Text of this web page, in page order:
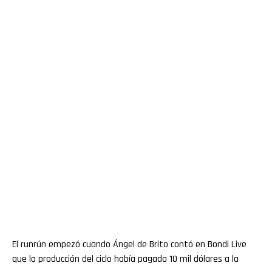
El runrún empezó cuando Ángel de Brito contó en Bondi Live
que la producción del ciclo había pagado 10 mil dólares a la